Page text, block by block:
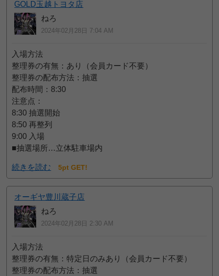
GOLD玉越トヨタ店
ねろ
2024年02月28日 7:04 AM
入場方法
整理券の有無：あり（会員カード不要）
整理券の配布方法：抽選
配布時間：8:30
注意点：
8:30 抽選開始
8:50 再整列
9:00 入場
■抽選場所…立体駐車場内
続きを読む 5pt GET!
オーギヤ豊川蔵子店
ねろ
2024年02月28日 2:30 AM
入場方法
整理券の有無：特定日のみあり（会員カード不要）
整理券の配布方法：抽選